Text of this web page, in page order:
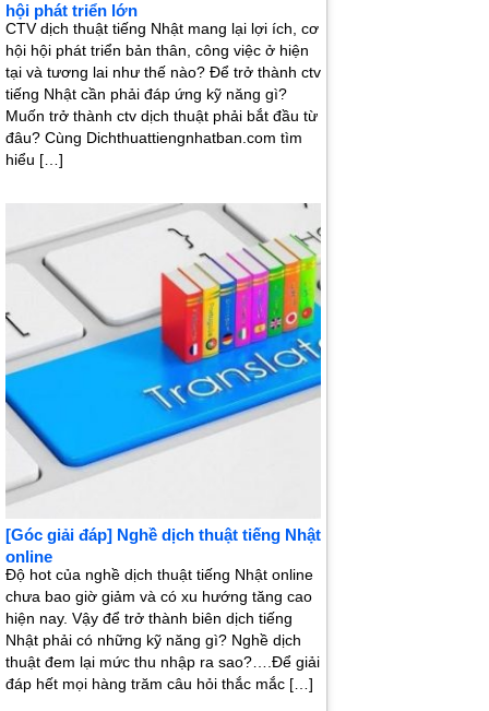
hội phát triển lớn
CTV dịch thuật tiếng Nhật mang lại lợi ích, cơ
hội hội phát triển bản thân, công việc ở hiện
tại và tương lai như thế nào? Để trở thành ctv
tiếng Nhật cần phải đáp ứng kỹ năng gì?
Muốn trở thành ctv dịch thuật phải bắt đầu từ
đâu? Cùng Dichthuattiengnhatban.com tìm
hiểu […]
[Góc giải đáp] Nghề dịch thuật tiếng Nhật
online
Độ hot của nghề dịch thuật tiếng Nhật online
chưa bao giờ giảm và có xu hướng tăng cao
hiện nay. Vậy để trở thành biên dịch tiếng
Nhật phải có những kỹ năng gì? Nghề dịch
thuật đem lại mức thu nhập ra sao?….Để giải
đáp hết mọi hàng trăm câu hỏi thắc mắc […]